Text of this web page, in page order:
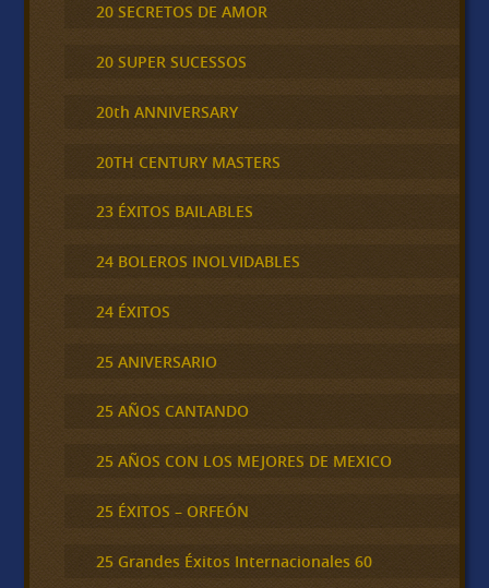
20 SECRETOS DE AMOR
20 SUPER SUCESSOS
20th ANNIVERSARY
20TH CENTURY MASTERS
23 ÉXITOS BAILABLES
24 BOLEROS INOLVIDABLES
24 ÉXITOS
25 ANIVERSARIO
25 AÑOS CANTANDO
25 AÑOS CON LOS MEJORES DE MEXICO
25 ÉXITOS – ORFEÓN
25 Grandes Éxitos Internacionales 60